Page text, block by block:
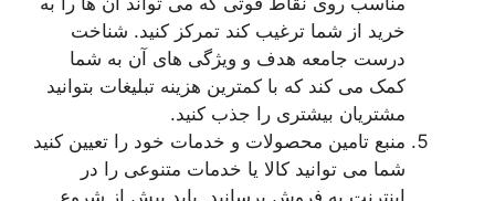
خرید از شما ترغیب کند تمرکز کنید. شناخت
درست جامعه هدف و ویژگی های آن به شما
کمک می کند که با کمترین هزینه تبلیغات بتوانید
مشتریان بیشتری را جذب کنید.
منبع تامین محصولات و خدمات خود را تعیین کنید
شما می توانید کالا یا خدمات متنوعی را در
اینترنت به فروش برسانید. باید پیش از شروع